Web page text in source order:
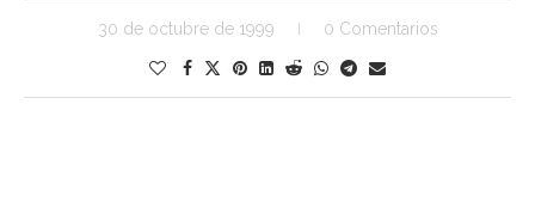
30 de octubre de 1999 0 Comentarios